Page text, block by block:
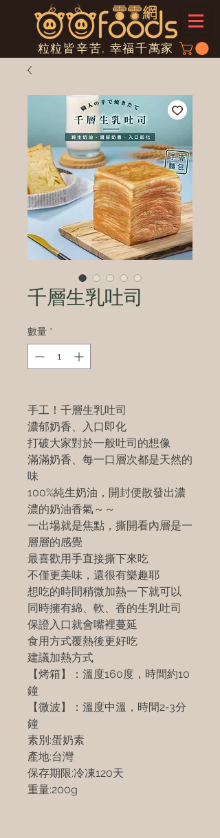
粒粒皆辛苦, 幸福千萬家
千層生乳吐司
數量 *
手工！千層生乳吐司
濃郁奶香、入口即化
打破大家對於一般吐司的想像
滿滿奶香、每一口層次都是天然的
味
100%純生奶油，開封便散發出濃
濃的奶油香氣～～
一出場就是焦點，撕開看內層是一
層層的感覺
最喜歡用手直接撕下來吃
不僅更美味，還很有樂趣耶
想吃的時間稍微加熱一下就可以
同時擁有綿、軟、香的生乳吐司
保證入口就會嘴裡蔓延
食用方式覆熱後更好吃
建議加熱方式
【烤箱】：溫度160度，時間約10
鐘
【微波】：溫度中溫，時間2-3分
鐘
素別:蛋奶素
產地:台灣
保存期限:冷凍120天
重量:200g